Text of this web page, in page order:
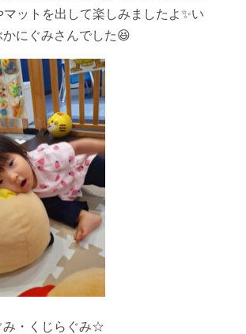
ットを出して楽しみましたよ✨い
にぐみさんでした😆
・くじらぐみ☆